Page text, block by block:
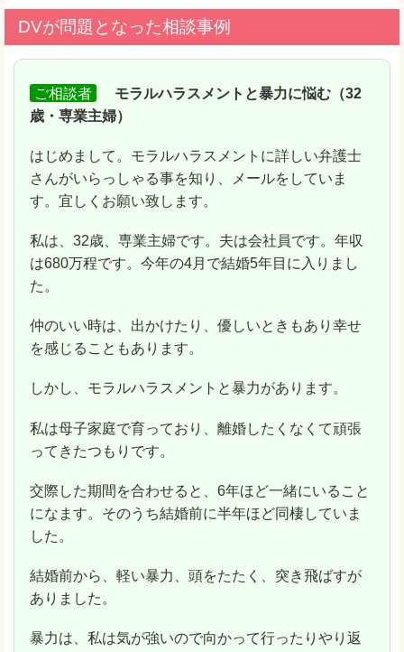
DVが問題となった相談事例
ご相談者
モラルハラスメントと暴力に悩む（32
歳・専業主婦）
はじめまして。モラルハラスメントに詳しい弁護士
さんがいらっしゃる事を知り、メールをしていま
す。宜しくお願い致します。
私は、32歳、専業主婦です。夫は会社員です。年収
は680万程です。今年の4月で結婚5年目に入りまし
た。
仲のいい時は、出かけたり、優しいときもあり幸せ
を感じることもあります。
しかし、モラルハラスメントと暴力があります。
私は母子家庭で育っており、離婚したくなくて頑張
ってきたつもりです。
交際した期間を合わせると、6年ほど一緒にいること
になます。そのうち結婚前に半年ほど同棲していま
した。
結婚前から、軽い暴力、頭をたたく、突き飛ばすが
ありました。
暴力は、私は気が強いので向かって行ったりやり返